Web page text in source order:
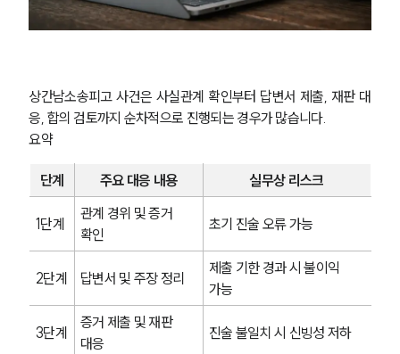
상간남소송피고 사건은 사실관계 확인부터 답변서 제출, 재판 대
응, 합의 검토까지 순차적으로 진행되는 경우가 많습니다.
요약
단계 주요 대응 내용 실무상 리스크
1단계
관계 경위 및 증거
확인
초기 진술 오류 가능
2단계 답변서 및 주장 정리
제출 기한 경과 시 불이익
가능
3단계
증거 제출 및 재판
대응
진술 불일치 시 신빙성 저하